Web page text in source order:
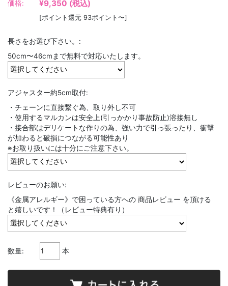
価格: ¥9,350 (税込)
[ポイント還元 93ポイント〜]
長さをお選び下さい。:
50cm〜46cmまで無料で対応いたします。
アジャスター約5cm取付:
・チェーンに直接繋ぐ為、取り外し不可
・使用するマルカンは安全上(引っかかり事故防止)溶接無し
・接合部はデリケートな作りの為、強い力で引っ張ったり、衝撃
が加わると破損につながる可能性あり
※お取り扱いには十分にご注意下さい。
レビューのお願い:
《金属アレルギー》で困っている方への 商品レビュー を頂ける
と嬉しいです！（レビュー特典有り）
数量: 本